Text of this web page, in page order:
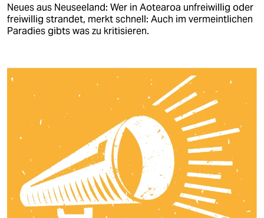
Neues aus Neuseeland: Wer in Aotearoa unfreiwillig oder
freiwillig strandet, merkt schnell: Auch im vermeintlichen
Paradies gibts was zu kritisieren.